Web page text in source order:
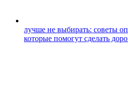
лучше не выбирать: советы
которые помогут сделать